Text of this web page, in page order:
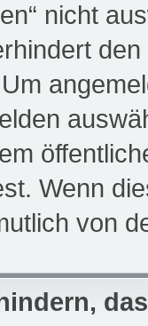
nicht
Wenn
von